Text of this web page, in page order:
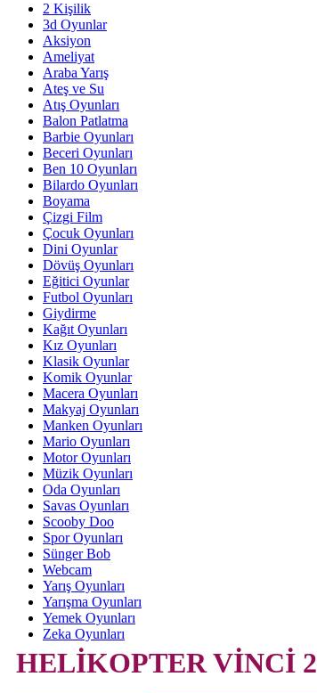
2 Kişilik
3d Oyunlar
Aksiyon
Ameliyat
Araba Yarış
Ateş ve Su
Atış Oyunları
Balon Patlatma
Barbie Oyunları
Beceri Oyunları
Ben 10 Oyunları
Bilardo Oyunları
Boyama
Çizgi Film
Çocuk Oyunları
Dini Oyunlar
Dövüş Oyunları
Eğitici Oyunlar
Futbol Oyunları
Giydirme
Kağıt Oyunları
Kız Oyunları
Klasik Oyunlar
Komik Oyunlar
Macera Oyunları
Makyaj Oyunları
Manken Oyunları
Mario Oyunları
Motor Oyunları
Müzik Oyunları
Oda Oyunları
Savas Oyunları
Scooby Doo
Spor Oyunları
Sünger Bob
Webcam
Yarış Oyunları
Yarışma Oyunları
Yemek Oyunları
Zeka Oyunları
HELİKOPTER VİNCİ 2